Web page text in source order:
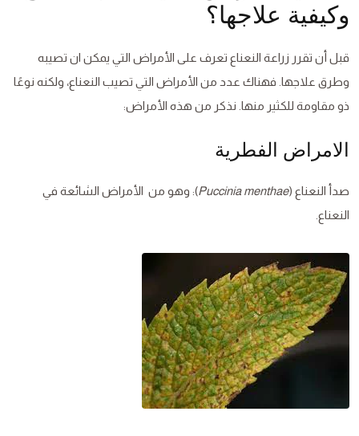
وكيفية علاجها؟
قبل أن تقرر زراعة النعناع تعرف على الأمراض التي يمكن ان تصيبه
وطرق علاجها. فهناك عدد من الأمراض التي تصيب النعناع، ولكنه نوعًا
ذو مقاومة للكثير منها. نذكر من هذه الأمراض:
الامراض الفطرية
صدأ النعناع (Puccinia menthae): وهو من الأمراض الشائعة في
النعناع.